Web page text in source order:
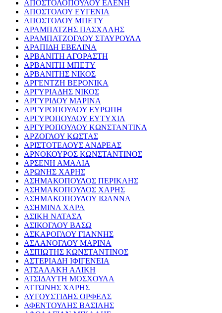
ΑΠΟΣΤΟΛΟΠΟΥΛΟΥ ΕΛΕΝΗ
ΑΠΟΣΤΟΛΟΥ ΕΥΓΕΝΙΑ
ΑΠΟΣΤΟΛΟΥ ΜΠΕΤΥ
ΑΡΑΜΠΑΤΖΗΣ ΠΑΣΧΑΛΗΣ
ΑΡΑΜΠΑΤΖΟΓΛΟΥ ΣΤΑΥΡΟΥΛΑ
ΑΡΑΠΙΔΗ ΕΒΕΛΙΝΑ
ΑΡΒΑΝΙΤΗ ΑΓΟΡΑΣΤΗ
ΑΡΒΑΝΙΤΗ ΜΠΕΤΥ
ΑΡΒΑΝΙΤΗΣ ΝΙΚΟΣ
ΑΡΓΕΝΤΖΗ ΒΕΡΟΝΙΚΑ
ΑΡΓΥΡΙΑΔΗΣ ΝΙΚΟΣ
ΑΡΓΥΡΙΔΟΥ ΜΑΡΙΝΑ
ΑΡΓΥΡΟΠΟΥΛΟΥ ΕΥΡΩΠΗ
ΑΡΓΥΡΟΠΟΥΛΟΥ ΕΥΤΥΧΙΑ
ΑΡΓΥΡΟΠΟΥΛΟΥ ΚΩΝΣΤΑΝΤΙΝΑ
ΑΡΖΟΓΛΟΥ ΚΩΣΤΑΣ
ΑΡΙΣΤΟΤΕΛΟΥΣ ΑΝΔΡΕΑΣ
ΑΡΝΟΚΟΥΡΟΣ ΚΩΝΣΤΑΝΤΙΝΟΣ
ΑΡΣΕΝΗ ΑΜΑΛΙΑ
ΑΡΩΝΗΣ ΧΑΡΗΣ
ΑΣΗΜΑΚΟΠΟΥΛΟΣ ΠΕΡΙΚΛΗΣ
ΑΣΗΜΑΚΟΠΟΥΛΟΣ ΧΑΡΗΣ
ΑΣΗΜΑΚΟΠΟΥΛΟΥ ΙΩΑΝΝΑ
ΑΣΗΜΙΝΑ ΧΑΡΑ
ΑΣΙΚΗ ΝΑΤΑΣΑ
ΑΣΙΚΟΓΛΟΥ ΒΑΣΩ
ΑΣΚΑΡΟΓΛΟΥ ΓΙΑΝΝΗΣ
ΑΣΛΑΝΟΓΛΟΥ ΜΑΡΙΝΑ
ΑΣΠΙΩΤΗΣ ΚΩΝΣΤΑΝΤΙΝΟΣ
ΑΣΤΕΡΙΑΔΗ ΙΦΙΓΕΝΕΙΑ
ΑΤΣΑΛΑΚΗ ΑΛΙΚΗ
ΑΤΣΙΔΑΥΤΗ ΜΟΣΧΟΥΛΑ
ΑΤΤΩΝΗΣ ΧΑΡΗΣ
ΑΥΓΟΥΣΤΙΔΗΣ ΟΡΦΕΑΣ
ΑΦΕΝΤΟΥΛΗΣ ΒΑΣΙΛΗΣ